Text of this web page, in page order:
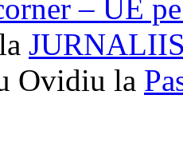
– UE
Ovidiu la